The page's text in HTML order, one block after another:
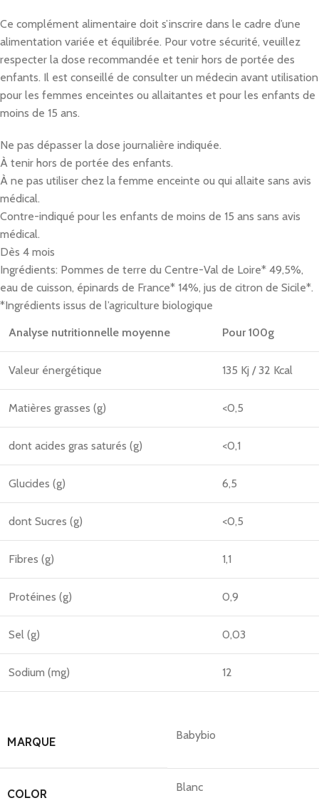
Ce complément alimentaire doit s’inscrire dans le cadre d’une
alimentation variée et équilibrée. Pour votre sécurité, veuillez
respecter la dose recommandée et tenir hors de portée des
enfants. Il est conseillé de consulter un médecin avant utilisation
pour les femmes enceintes ou allaitantes et pour les enfants de
moins de 15 ans.
Ne pas dépasser la dose journalière indiquée.
À tenir hors de portée des enfants.
À ne pas utiliser chez la femme enceinte ou qui allaite sans avis
médical.
Contre-indiqué pour les enfants de moins de 15 ans sans avis
médical.
Dès 4 mois
Ingrédients: Pommes de terre du Centre-Val de Loire* 49,5%,
eau de cuisson, épinards de France* 14%, jus de citron de Sicile*.
*Ingrédients issus de l’agriculture biologique
Analyse nutritionnelle moyenne
Pour 100g
Valeur énergétique 135 Kj / 32 Kcal
Matières grasses (g) <0,5
dont acides gras saturés (g) <0,1
Glucides (g) 6,5
dont Sucres (g) <0,5
Fibres (g) 1,1
Protéines (g) 0,9
Sel (g) 0,03
Sodium (mg) 12
MARQUE Babybio
COLOR Blanc